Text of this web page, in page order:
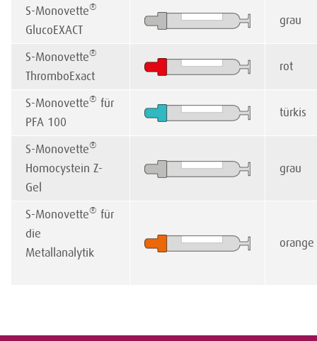
S-Monovette®
GlucoEXACT
grau
S-Monovette®
ThromboExact
rot
S-Monovette® für
PFA 100
türkis
S-Monovette®
Homocystein Z-
Gel
grau
S-Monovette® für
die
Metallanalytik
orange